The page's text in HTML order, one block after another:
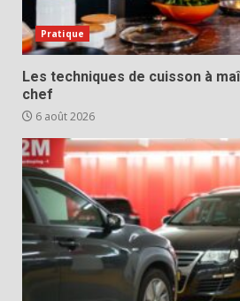
Pratique
Les techniques de cuisson à
chef
6 août 2026